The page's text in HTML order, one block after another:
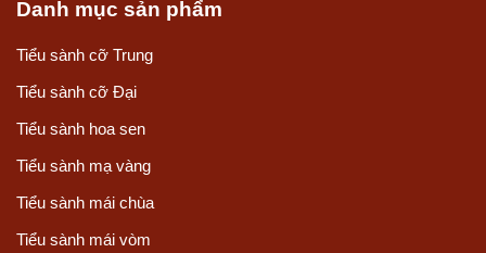
Danh mục sản phẩm
Tiểu sành cỡ Trung
Tiểu sành cỡ Đại
Tiểu sành hoa sen
Tiểu sành mạ vàng
Tiểu sành mái chùa
Tiểu sành mái vòm